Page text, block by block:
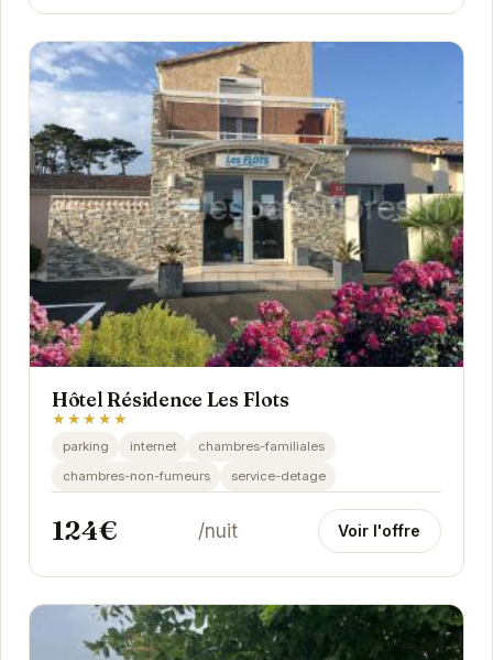
Hôtel Résidence Les Flots
★★★★★
parking internet
chambres-familiales
chambres-non-fumeurs
service-detage
124€ /nuit Voir l'offre